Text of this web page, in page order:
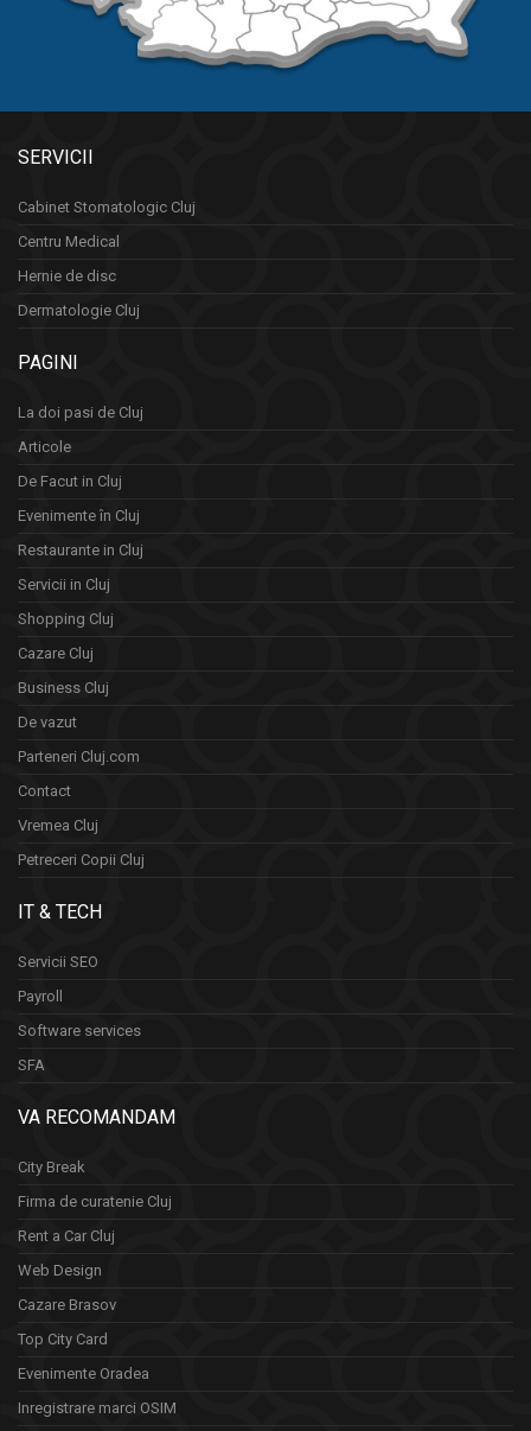
SERVICII
Cabinet Stomatologic Cluj
Centru Medical
Hernie de disc
Dermatologie Cluj
PAGINI
La doi pasi de Cluj
Articole
De Facut in Cluj
Evenimente în Cluj
Restaurante in Cluj
Servicii in Cluj
Shopping Cluj
Cazare Cluj
Business Cluj
De vazut
Parteneri Cluj.com
Contact
Vremea Cluj
Petreceri Copii Cluj
IT & TECH
Servicii SEO
Payroll
Software services
SFA
VA RECOMANDAM
City Break
Firma de curatenie Cluj
Rent a Car Cluj
Web Design
Cazare Brasov
Top City Card
Evenimente Oradea
Inregistrare marci OSIM